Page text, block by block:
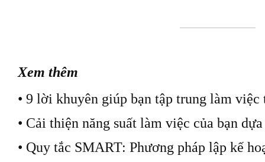
Xem thêm
• 9 lời khuyên giúp bạn tập trung làm việc
• Cải thiện năng suất làm việc của bạn
• Quy tắc SMART: Phương pháp lập kế